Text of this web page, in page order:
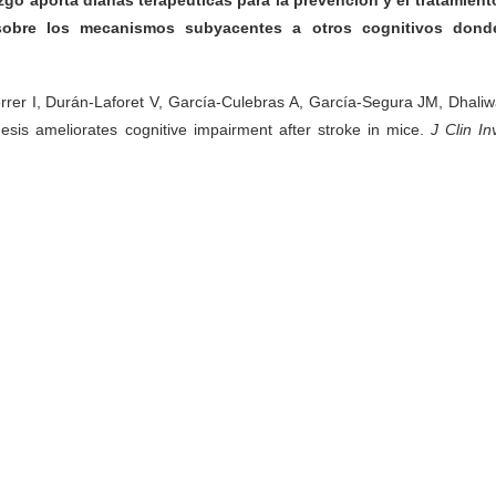
los mecanismos subyacentes a otros cognitivos
I, Durán-Laforet V, García-Culebras A, García-Segura JM,
ameliorates cognitive impairment after stroke in mice. J Clin